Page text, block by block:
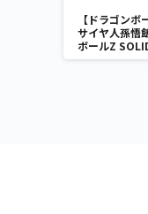
【ドラゴンボ
サイヤ人孫悟
ボールZ
WORKS-THE